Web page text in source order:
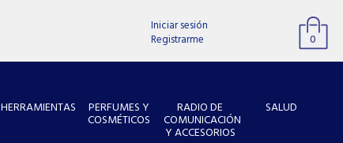
Iniciar sesión
Registrarme
0
HERRAMIENTAS PERFUMES Y
COSMÉTICOS
RADIO DE
COMUNICACIÓN
Y ACCESORIOS
SALUD